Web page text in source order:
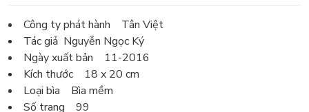
Công ty phát hành Tân Việt
Tác giả Nguyễn Ngọc Ký
Ngày xuất bản 11-2016
Kích thước 18 x 20 cm
Loại bìa Bìa mềm
Số trang 99